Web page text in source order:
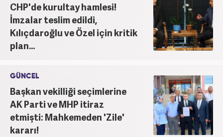
CHP'de kurultay hamlesi!
İmzalar teslim edildi,
Kılıçdaroğlu ve Özel için kritik
plan...
GÜNCEL
Başkan vekilliği seçimlerine
AK Parti ve MHP itiraz
etmişti: Mahkemeden 'Zile'
kararı!